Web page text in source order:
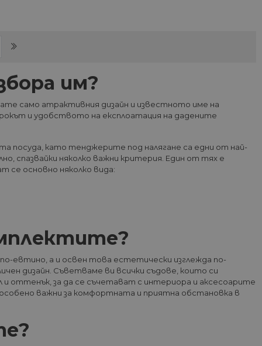
им?
само атрактивния дизайн и известното име на
и удобството на експлоатация на дадените
посуда, като тенджерите под налягане са едни от най-
спазвайки няколко важни критерия. Един от тях е
се основно няколко вида:
евтино, а и освен това естетически изглежда по-
дизайн. Съветваме ви всички съдове, които си
оттенък, за да се съчетават с интериора и аксесоарите
особено важни за комфортната и приятна обстановка в
и управление на
че техните
за да запомни
посетителите.